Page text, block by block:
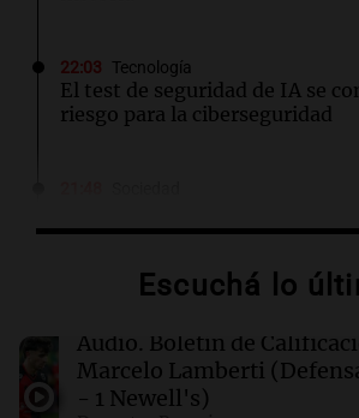
22:03 Tecnología
El test de seguridad de IA se
riesgo para la ciberseguridad
millones de dólares se
21:36 Deportes
El futbolista argentino Matías
permanece detenido en una
seguridad en EE. UU.
Escuchá lo
Audio. Boletín de
Marcelo Lamberti
- 1 Newell's)